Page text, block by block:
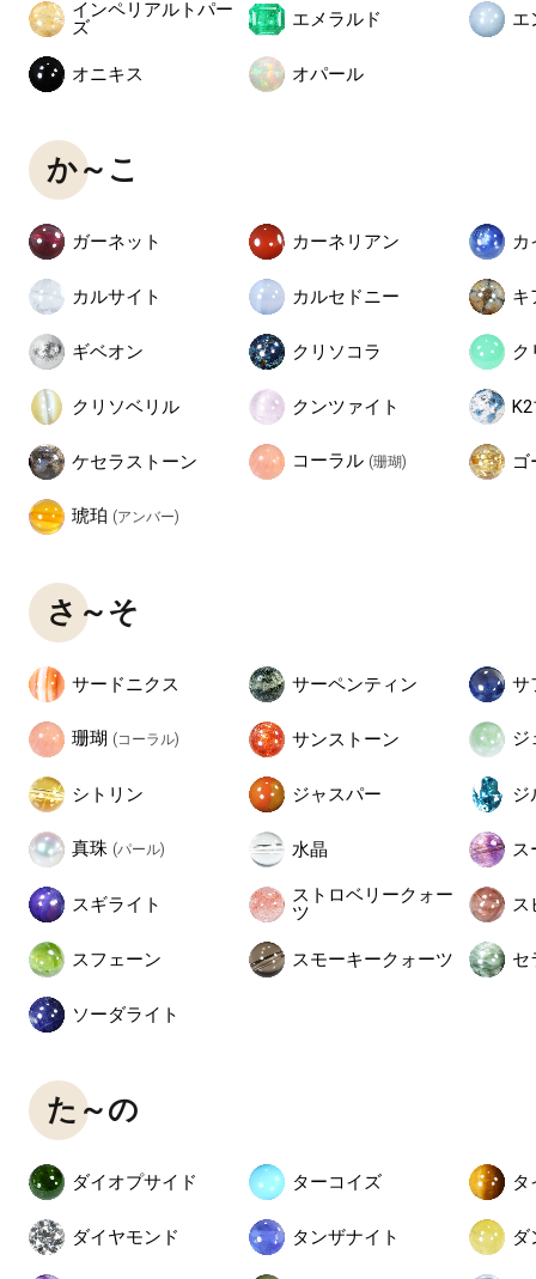
インペリアルトパー
ズ
エメラルド エ
オニキス オパール
か～こ
ガーネット カーネリアン カ
カルサイト カルセドニー キ
ギベオン クリソコラ ク
クリソベリル クンツァイト
ケセラストーン コーラル (珊瑚) ゴ
琥珀 (アンバー)
さ～そ
サードニクス サーペンティン サ
珊瑚 (コーラル) サンストーン ジ
シトリン ジャスパー ジ
真珠 (パール) 水晶 ス
スギライト
ストロベリークォー
ツ
ス
スフェーン スモーキークォーツ セ
ソーダライト
た～の
ダイオプサイド ターコイズ タ
ダイヤモンド タンザナイト ダ